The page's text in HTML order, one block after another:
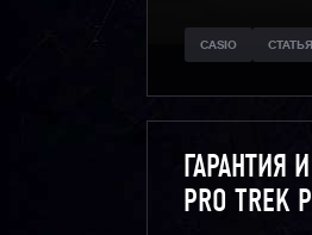
CASIO СТАТЬЯ
ГАРАНТИЯ
PRO TREK